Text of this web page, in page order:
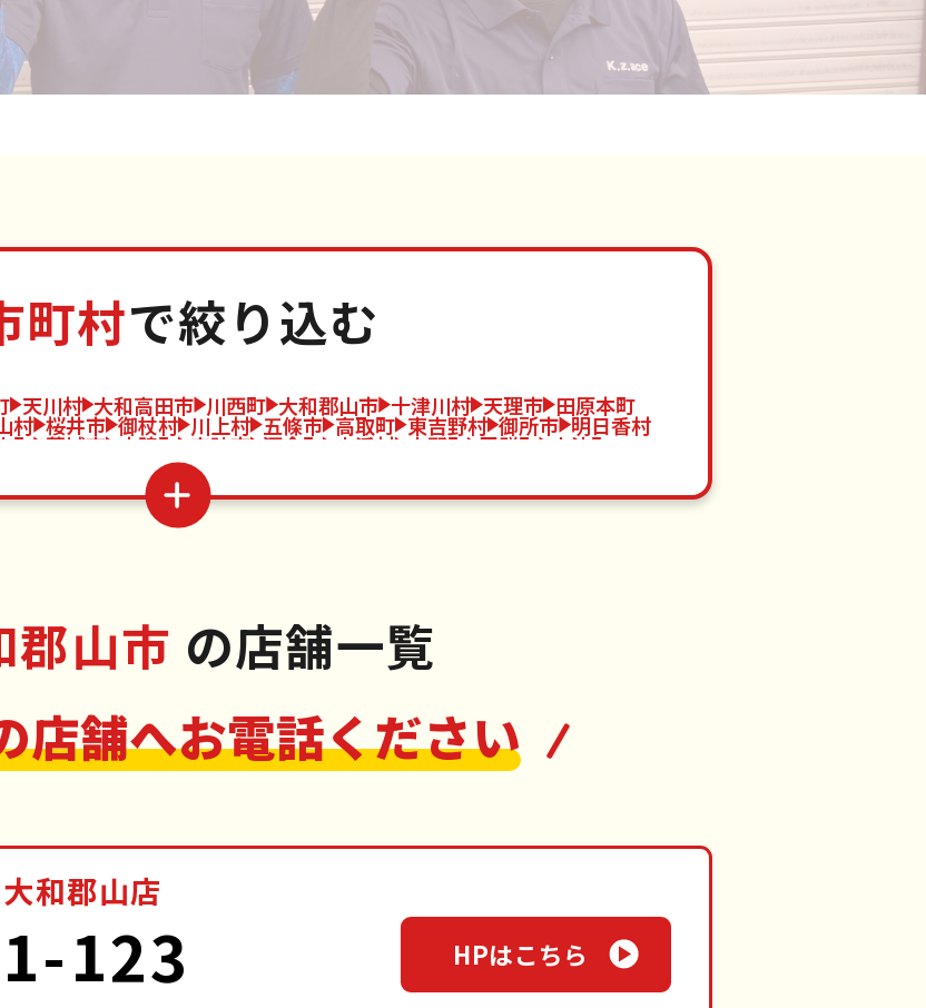
町村で絞り込む
天川村 大和高田市 川西町 大和郡山市 十津川村 天理市 田原本町
村 桜井市 御杖村 川上村 五條市 高取町 東吉野村 御所市 明日香村
町 葛城市 広陵町 宇陀市 河合町 山添村 吉野町 平群町 大淀町
郡山市 の店舗一覧
店舗へお電話ください
大和郡山店
123 HPはこちら